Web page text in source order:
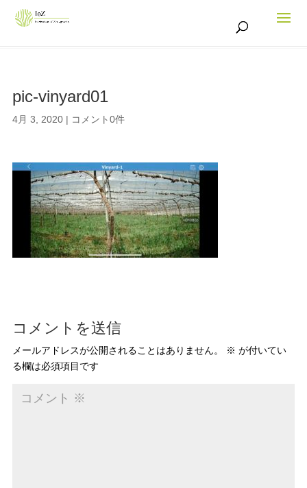
pic-vinyard01
4月 3, 2020| コメント0件
コメントを送信
メールアドレスが公開されることはありません。 ※ が付いてい
る欄は必須項目です